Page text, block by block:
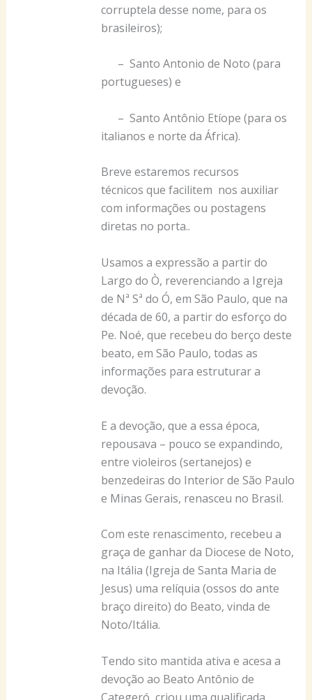
corruptela desse nome, para os
brasileiros);
– Santo Antonio de Noto (para
portugueses) e
– Santo Antônio Etíope (para os
italianos e norte da África).
Breve estaremos recursos
técnicos que facilitem nos auxiliar
com informações ou postagens
diretas no porta..
Usamos a expressão a partir do
Largo do Ò, reverenciando a Igreja
de Nª Sª do Ó, em São Paulo, que na
década de 60, a partir do esforço do
Pe. Noé, que recebeu do berço deste
beato, em São Paulo, todas as
informações para estruturar a
devoção.
E a devoção, que a essa época,
repousava – pouco se expandindo,
entre violeiros (sertanejos) e
benzedeiras do Interior de São Paulo
e Minas Gerais, renasceu no Brasil.
Com este renascimento, recebeu a
graça de ganhar da Diocese de Noto,
na Itália (Igreja de Santa Maria de
Jesus) uma relíquia (ossos do ante
braço direito) do Beato, vinda de
Noto/Itália.
Tendo sito mantida ativa e acesa a
devoção ao Beato Antônio de